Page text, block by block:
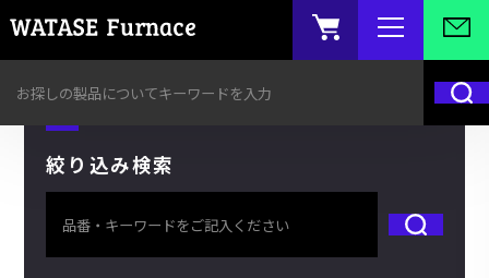
絞り込み検索